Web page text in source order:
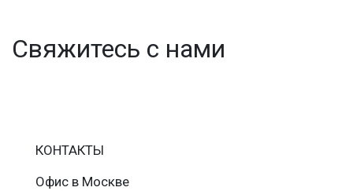
Свяжитесь с нами
КОНТАКТЫ
Офис в Москве